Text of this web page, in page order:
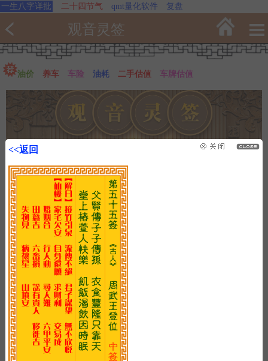
一生八字详批 二十四节气 qmt量化软件 复盘
观音灵签
油价 养车 车险 油耗 二手估值 车牌估值
<<返回